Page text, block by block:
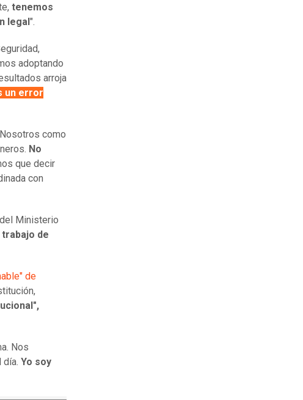
tenemos
legal".
adoptando
arroja
un error
como
No
que decir
con
Ministerio
de
de
Nos
día. Yo soy